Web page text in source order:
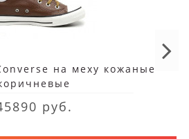
на меху кожаные
руб.